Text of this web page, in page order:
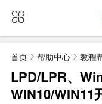
首页 帮助中心 教程
LPD/LPR、
WIN10/WIN11